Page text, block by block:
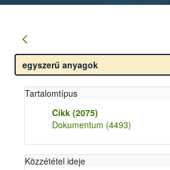
Tartalomtípus
Cikk (2075)
Dokumentum (4493)
Közzététel ideje